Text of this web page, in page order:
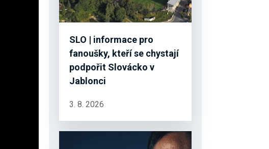
SLO | informace pro
fanoušky, kteří se chystají
podpořit Slovácko v
Jablonci
3. 8. 2026